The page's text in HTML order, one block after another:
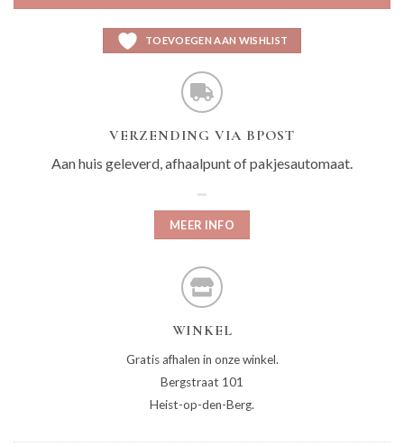
TOEVOEGEN AAN WISHLIST
VERZENDING VIA BPOST
Aan huis geleverd, afhaalpunt of pakjesautomaat.
MEER INFO
WINKEL
Gratis afhalen in onze winkel.
Bergstraat 101
Heist-op-den-Berg.